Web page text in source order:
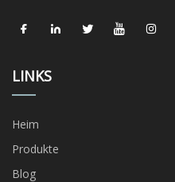
LINKS
Heim
Produkte
Blog